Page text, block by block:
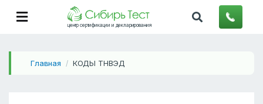
центр сертификации и декларирования
Главная / КОДЫ ТНВЭД